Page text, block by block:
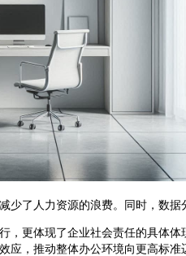
少了人力资源的浪费。同时，数
，更体现了企业社会责任的具体
应，推动整体办公环境向更高标准